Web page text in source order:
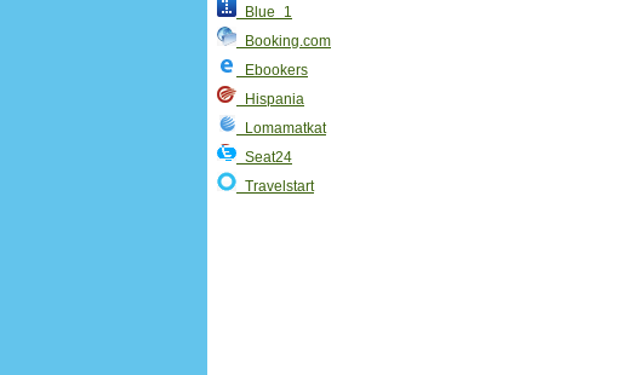
Blue 1
Booking.com
Ebookers
Hispania
Lomamatkat
Seat24
Travelstart